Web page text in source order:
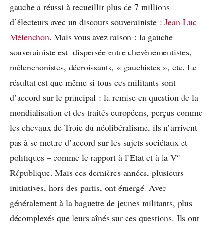
gauche a réussi à recueillir plus de 7 millions
d’électeurs avec un discours souverainiste : Jean-Luc
Mélenchon. Mais vous avez raison : la gauche
souverainiste est dispersée entre chevènementistes,
mélenchonistes, décroissants, « gauchistes », etc. Le
résultat est que même si tous ces militants sont
d’accord sur le principal : la remise en question de la
mondialisation et des traités européens, perçus comme
les chevaux de Troie du néolibéralisme, ils n’arrivent
pas à se mettre d’accord sur les sujets sociétaux et
politiques – comme le rapport à l’Etat et à la Ve
République. Mais ces dernières années, plusieurs
initiatives, hors des partis, ont émergé. Avec
généralement à la baguette de jeunes militants, plus
décomplexés que leurs aînés sur ces questions. Ils ont